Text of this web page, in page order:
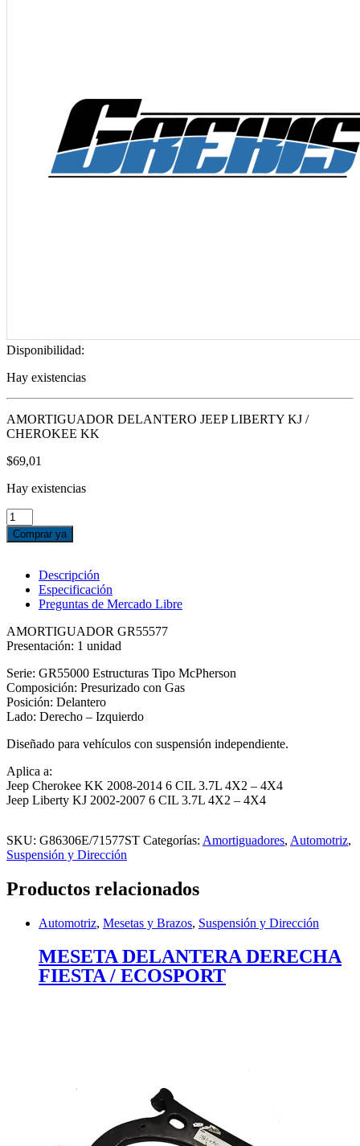
Disponibilidad:
Hay existencias
AMORTIGUADOR DELANTERO JEEP LIBERTY KJ /
CHEROKEE KK
$69,01
Hay existencias
AMORTIGUADOR
DELANTERO
JEEP
CHEROKEE
cantidad
Comprar ya
Descripción
Especificación
Preguntas de Mercado Libre
AMORTIGUADOR GR55577
Presentación: 1 unidad
Serie: GR55000 Estructuras Tipo McPherson
Composición: Presurizado con Gas
Posición: Delantero
Lado: Derecho – Izquierdo
Diseñado para vehículos con suspensión independiente.
Aplica a:
Jeep Cherokee KK 2008-2014 6 CIL 3.7L 4X2 – 4X4
Jeep Liberty KJ 2002-2007 6 CIL 3.7L 4X2 – 4X4
SKU: G86306E/71577ST Categorías: Amortiguadores, Automotriz,
Suspensión y Dirección
Productos relacionados
Automotriz, Mesetas y Brazos, Suspensión y Dirección
MESETA DELANTERA DERECHA
FIESTA / ECOSPORT